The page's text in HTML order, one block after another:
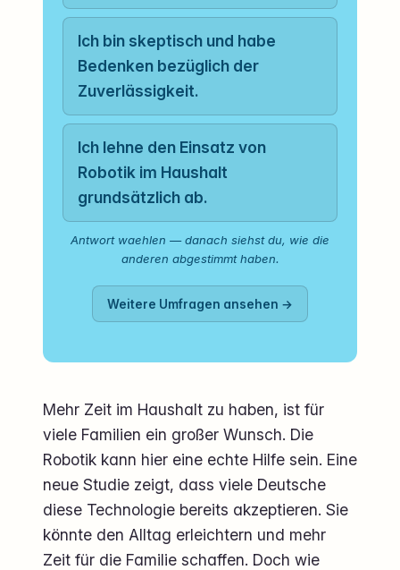
Ich bin skeptisch und habe
Bedenken bezüglich der
Zuverlässigkeit.
Ich lehne den Einsatz von
Robotik im Haushalt
grundsätzlich ab.
Antwort waehlen — danach siehst du, wie die
anderen abgestimmt haben.
Weitere Umfragen ansehen →
Mehr Zeit im Haushalt zu haben, ist für
viele Familien ein großer Wunsch. Die
Robotik kann hier eine echte Hilfe sein. Eine
neue Studie zeigt, dass viele Deutsche
diese Technologie bereits akzeptieren. Sie
könnte den Alltag erleichtern und mehr
Zeit für die Familie schaffen. Doch wie